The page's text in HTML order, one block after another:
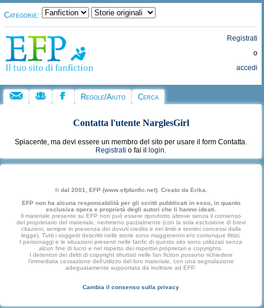
Categorie:
Registrati
o
accedi
Regole/Aiuto Cerca
Contatta l'utente NarglesGirl
Spiacente, ma devi essere un membro del sito per usare il form Contatta.
Registrati o fai il login.
© dal 2001, EFP (www.efpfanfic.net). Creato da Erika.
EFP non ha alcuna responsabilità per gli scritti pubblicati in esso, in quanto
esclusiva opera e proprietà degli autori che li hanno ideati.
Il materiale presente su EFP non può essere riprodotto altrove senza il consenso
del proprietario del materiale, nemmeno parzialmente (con la sola esclusione di brevi
citazioni, sempre in presenza dei dovuti credits e nei limiti e termini concessi dalla
legge). Tutti i soggetti descritti nelle storie sono maggiorenni e/o comunque fittizi.
I personaggi e le situazioni presenti nelle fanfic di questo sito sono utilizzati senza
alcun fine di lucro e nel rispetto dei rispettivi proprietari e copyrights.
I detentori dei diritti di copyright sfruttati nelle fan fiction possono richiedere
l'immediata cessazione dell'utilizzo del loro materiale, con una segnalazione
adeguatamente supportata da inoltrare ad EFP.
Cambia il consenso sulla privacy